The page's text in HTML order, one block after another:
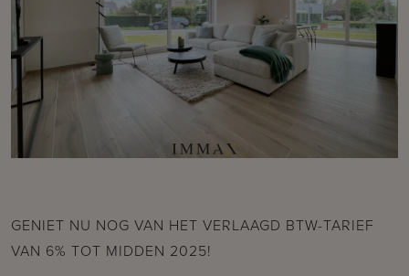
GENIET NU NOG VAN HET VERLAAGD BTW-TARIEF
VAN 6% TOT MIDDEN 2025!